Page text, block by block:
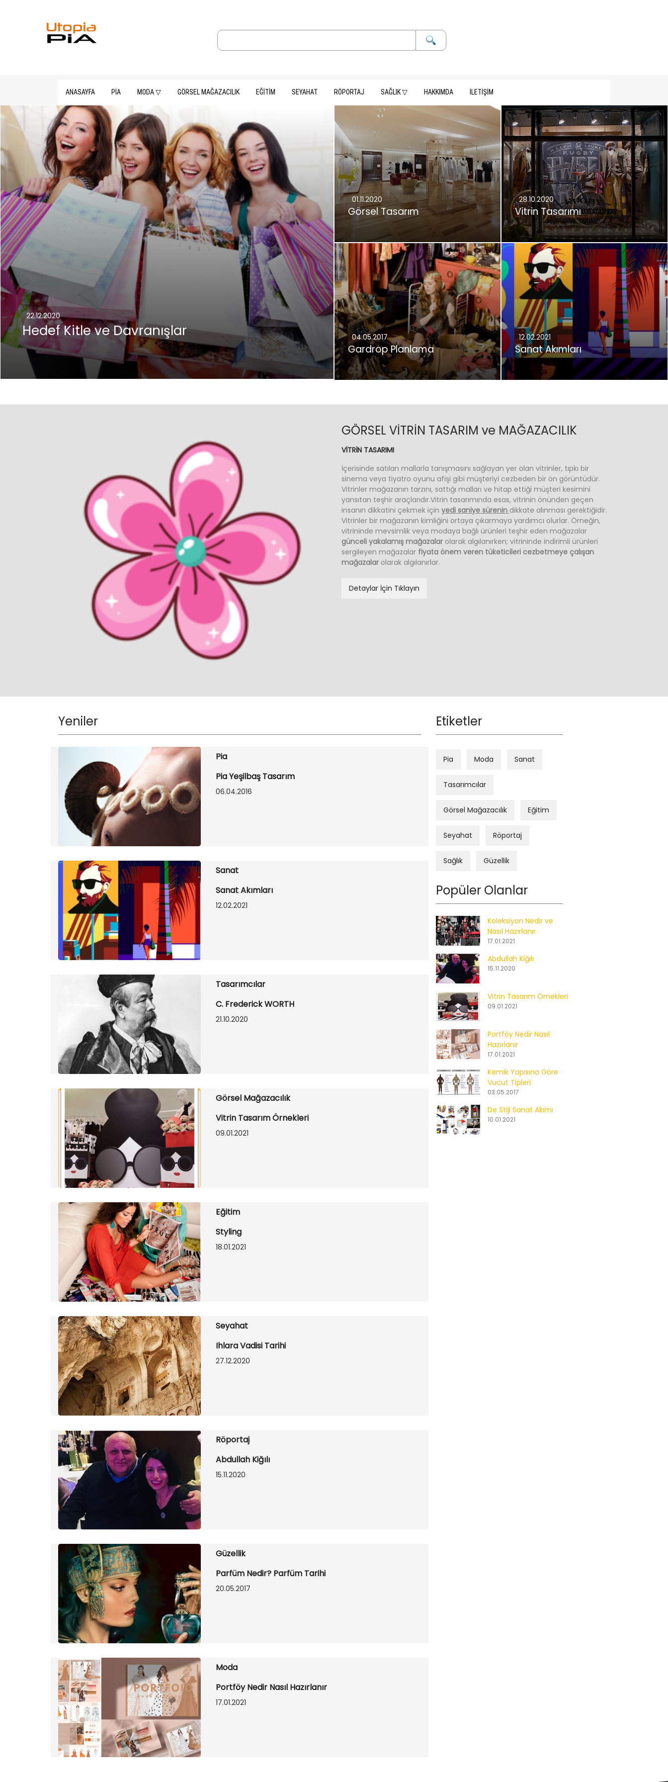
ANASAYFA PİA MODA ▽ GÖRSEL MAĞAZACILIK EĞİTİM SEYAHAT RÖPORTAJ SAĞLIK ▽ HAKKIMDA İLETİŞİM
22.12.2020
Hedef Kitle ve Davranışlar
01.11.2020
Görsel Tasarım
28.10.2020
Vitrin Tasarımı
04.05.2017
Gardrop Planlama
12.02.2021
Sanat Akımları
GÖRSEL VİTRİN TASARIM ve MAĞAZACILIK
VİTRİN TASARIMI
İçerisinde satılan mallarla tanışmasını sağlayan yer olan vitrinler, tıpkı bir
sinema veya tiyatro oyunu afişi gibi müşteriyi cezbeden bir ön görüntüdür.
Vitrinler mağazanın tarzını, sattığı malları ve hitap ettiği müşteri kesimini
yansıtan teşhir araçlarıdır.Vitrin tasarımında esas, vitrinin önünden geçen
insanın dikkatini çekmek için yedi saniye sürenin dikkate alınması gerektiğidir.
Vitrinler bir mağazanın kimliğini ortaya çıkarmaya yardımcı olurlar. Örneğin,
vitrininde mevsimlik veya modaya bağlı ürünleri teşhir eden mağazalar
günceli yakalamış mağazalar olarak algılanırken; vitrininde indirimli ürünleri
sergileyen mağazalar fiyata önem veren tüketicileri cezbetmeye çalışan
mağazalar olarak algılanırlar.
Detaylar İçin Tıklayın
Yeniler
Pia
Pia Yeşilbaş Tasarım
06.04.2016
Sanat
Sanat Akımları
12.02.2021
Tasarımcılar
C. Frederick WORTH
21.10.2020
Görsel Mağazacılık
Vitrin Tasarım Örnekleri
09.01.2021
Eğitim
Styling
18.01.2021
Seyahat
Ihlara Vadisi Tarihi
27.12.2020
Röportaj
Abdullah Kiğılı
15.11.2020
Güzellik
Parfüm Nedir? Parfüm Tarihi
20.05.2017
Moda
Portföy Nedir Nasıl Hazırlanır
17.01.2021
Etiketler
Pia Moda Sanat
Tasarımcılar
Görsel Mağazacılık Eğitim
Seyahat Röportaj
Sağlık Güzellik
Popüler Olanlar
Koleksiyon Nedir ve
Nasıl Hazırlanır
17.01.2021
Abdullah Kiğılı
15.11.2020
Vitrin Tasarım Örnekleri
09.01.2021
Portföy Nedir Nasıl
Hazırlanır
17.01.2021
Kemik Yapısına Göre
Vucut Tipleri
03.05.2017
De Stijl Sanat Akımı
10.01.2021